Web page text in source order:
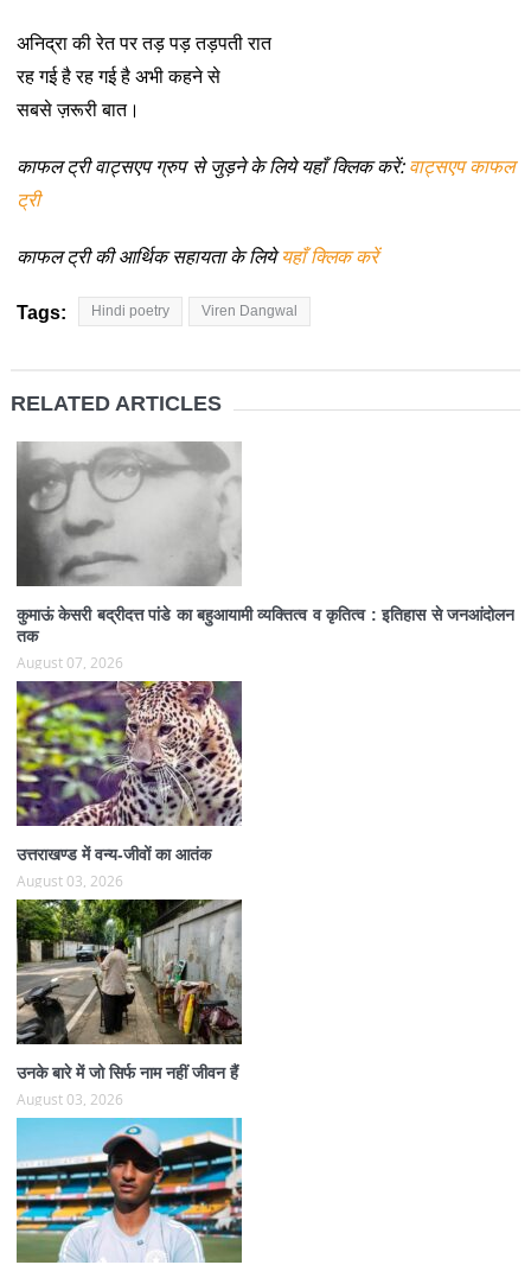
अनिद्रा की रेत पर तड़ पड़ तड़पती रात
रह गई है रह गई है अभी कहने से
सबसे ज़रूरी बात।
काफल ट्री वाट्सएप ग्रुप से जुड़ने के लिये यहाँ क्लिक करें:वाट्सएप काफल
ट्री
काफल ट्री की आर्थिक सहायता के लियेयहाँ क्लिक करें
Tags: Hindi poetry Viren Dangwal
RELATED ARTICLES
कुमाऊं केसरी बद्रीदत्त पांडे का बहुआयामी व्यक्तित्व व कृतित्व : इतिहास से जनआंदोलन
तक
August 07, 2026
उत्तराखण्ड में वन्य-जीवों का आतंक
August 03, 2026
उनके बारे में जो सिर्फ नाम नहीं जीवन हैं
August 03, 2026